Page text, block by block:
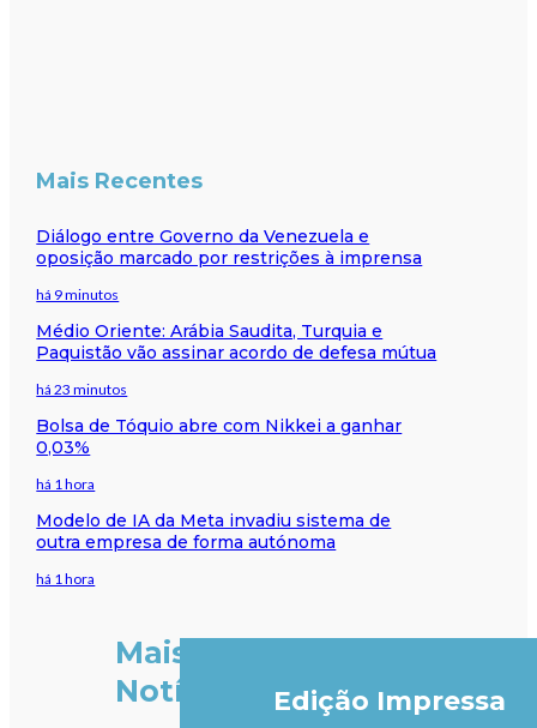
Mais Recentes
Diálogo entre Governo da Venezuela e
oposição marcado por restrições à imprensa
há 9 minutos
Médio Oriente: Arábia Saudita, Turquia e
Paquistão vão assinar acordo de defesa mútua
há 23 minutos
Bolsa de Tóquio abre com Nikkei a ganhar
0,03%
há 1 hora
Modelo de IA da Meta invadiu sistema de
outra empresa de forma autónoma
há 1 hora
Mais
Notícias
Edição Impressa